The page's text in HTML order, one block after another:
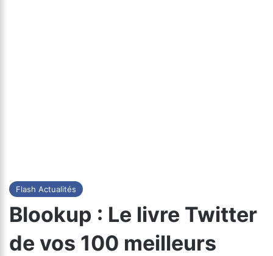
Flash Actualités
Blookup : Le livre Twitter
de vos 100 meilleurs